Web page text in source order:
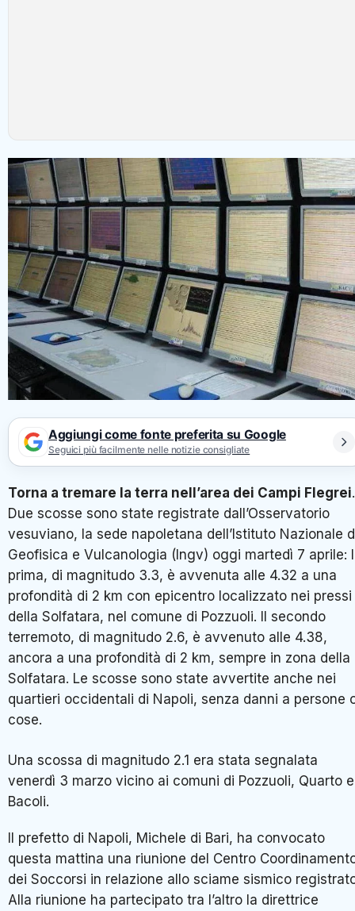
Aggiungi come fonte preferita su Google
Seguici più facilmente nelle notizie consigliate
Torna a tremare la terra nell’area dei Campi Flegrei.
Due scosse sono state registrate dall’Osservatorio
vesuviano, la sede napoletana delI’Istituto Nazionale
Geofisica e Vulcanologia (Ingv) oggi martedì 7 aprile:
prima, di magnitudo 3.3, è avvenuta alle 4.32 a una
profondità di 2 km con epicentro localizzato nei pressi
della Solfatara, nel comune di Pozzuoli. Il secondo
terremoto, di magnitudo 2.6, è avvenuto alle 4.38,
ancora a una profondità di 2 km, sempre in zona della
Solfatara. Le scosse sono state avvertite anche nei
quartieri occidentali di Napoli, senza danni a persone
cose.
Una scossa di magnitudo 2.1 era stata segnalata
venerdì 3 marzo vicino ai comuni di Pozzuoli, Quarto e
Bacoli.
Il prefetto di Napoli, Michele di Bari, ha convocato
questa mattina una riunione del Centro
dei Soccorsi in relazione allo sciame sismico
Alla riunione ha partecipato tra l’altro la direttrice